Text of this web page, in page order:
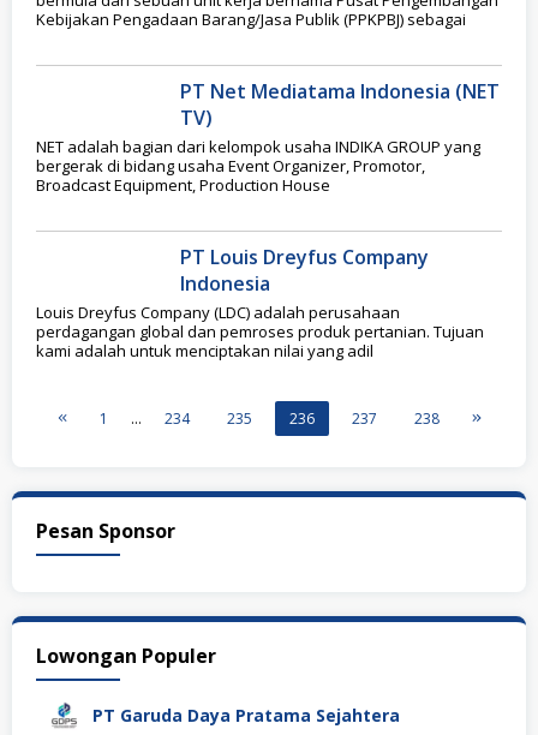
Kebijakan Pengadaan Barang/Jasa Publik (PPKPBJ) sebagai
PT Net Mediatama Indonesia (NET
TV)
NET adalah bagian dari kelompok usaha INDIKA GROUP yang
bergerak di bidang usaha Event Organizer, Promotor,
Broadcast Equipment, Production House
PT Louis Dreyfus Company
Indonesia
Louis Dreyfus Company (LDC) adalah perusahaan
perdagangan global dan pemroses produk pertanian. Tujuan
kami adalah untuk menciptakan nilai yang adil
1 … 234 235 236 237 238
Pesan Sponsor
Lowongan Populer
PT Garuda Daya Pratama Sejahtera